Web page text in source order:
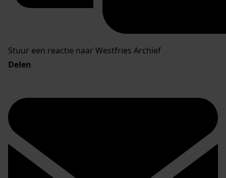
Stuur een reactie naar Westfries Archief
Delen